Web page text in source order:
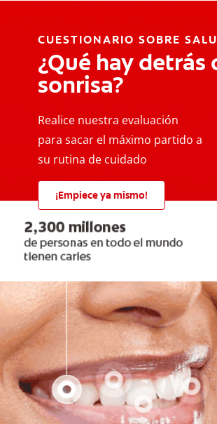
CUESTIONARIO SOBRE
¿Qué hay detrás
sonrisa?
Realice nuestra evaluación
para sacar el máximo partido a
su rutina de cuidado
¡Empiece ya mismo!